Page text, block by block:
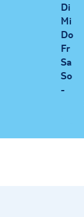
Di
Mi
Do
Fr
Sa
So
-